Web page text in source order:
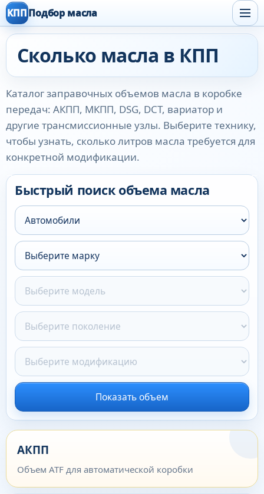
КПППодбор масла
Сколько масла в КПП
Каталог заправочных объемов масла в коробке
передач: АКПП, МКПП, DSG, DCT, вариатор и
другие трансмиссионные узлы. Выберите технику,
чтобы узнать, сколько литров масла требуется для
конкретной модификации.
Быстрый поиск объема масла
Показать объем
АКПП
Объем ATF для автоматической коробки